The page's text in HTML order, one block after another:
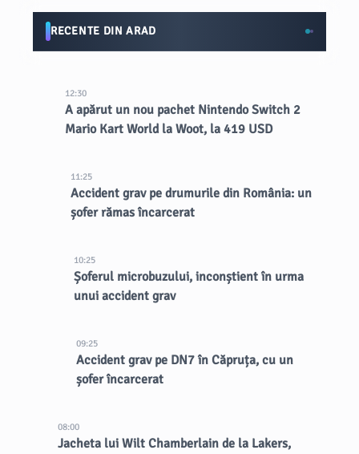
RECENTE DIN ARAD
12:30
A apărut un nou pachet Nintendo Switch 2
Mario Kart World la Woot, la 419 USD
11:25
Accident grav pe drumurile din România: un
șofer rămas încarcerat
10:25
Șoferul microbuzului, inconștient în urma
unui accident grav
09:25
Accident grav pe DN7 în Căpruța, cu un
șofer încarcerat
08:00
Jacheta lui Wilt Chamberlain de la Lakers,